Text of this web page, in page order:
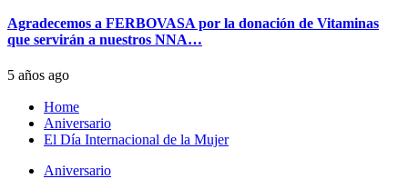
Agradecemos a FERBOVASA por la donación de Vitaminas
que servirán a nuestros NNA…
5 años ago
Home
Aniversario
El Día Internacional de la Mujer
Aniversario